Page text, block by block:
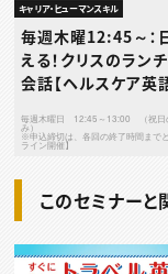
キャリア・ヒューマンスキル
毎週木曜12:45～：
える！クリスのラン
会話【ヘルスケア英
毎週木曜日 12:45～13:00 （祝日
み）
※申込締切は、各回の終了時間まで
ライン開催】
このセミナー